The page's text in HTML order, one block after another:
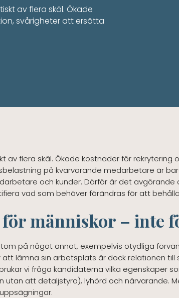
av flera skäl. Ökade
svårigheter att ersätta
av flera skäl. Ökade kostnader för
på kvarvarande medarbetare är
och kunder. Därför är det
vad som behöver förändras för att
människor – inte
på något annat, exempelvis otydliga
lämna sin arbetsplats är dock relationen till
vi fråga kandidaterna vilka egenskaper
att detaljstyra), lyhörd och närvarande.